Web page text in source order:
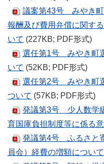
議案第43号 みやき町
報酬及び費用弁償に関す
いて (227KB; PDF形式)
選任第1号 みやき町
いて (52KB; PDF形式)
選任第2号 みやき町
ついて (57KB; PDF形式)
発議第3号 少人数学
育国庫負担制度等に係る
発議第4号 ふるさと
員会）経費の増額について